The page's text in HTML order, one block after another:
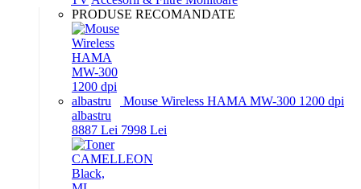
PRODUSE RECOMANDATE
Mouse Wireless HAMA MW-300 1200 dpi
albastru
8887 Lei 7998 Lei